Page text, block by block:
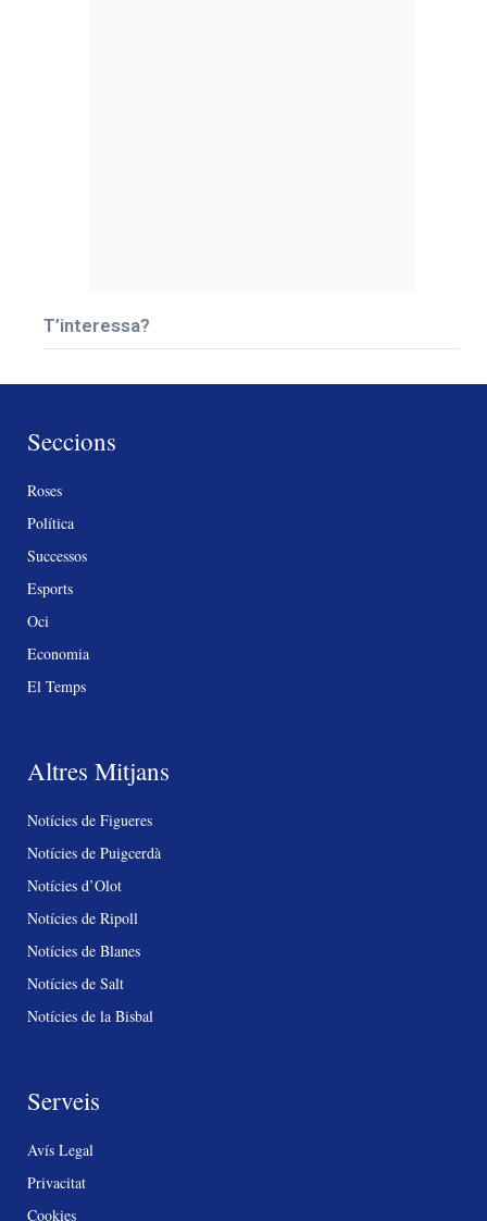
T’interessa?
Seccions
Roses
Política
Successos
Esports
Oci
Economia
El Temps
Altres Mitjans
Notícies de Figueres
Notícies de Puigcerdà
Notícies d’Olot
Notícies de Ripoll
Notícies de Blanes
Notícies de Salt
Notícies de la Bisbal
Serveis
Avís Legal
Privacitat
Cookies